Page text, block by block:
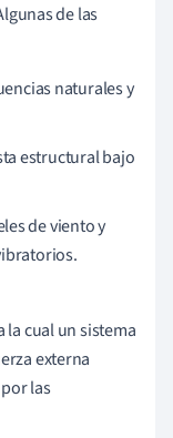
de las
naturales y
estructural bajo
de viento y
la cual un sistema
externa
las